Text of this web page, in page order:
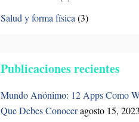
Salud y forma física (3)
Publicaciones recientes
Mundo Anónimo: 12 Apps Como
Que Debes Conoceragosto 15, 2023